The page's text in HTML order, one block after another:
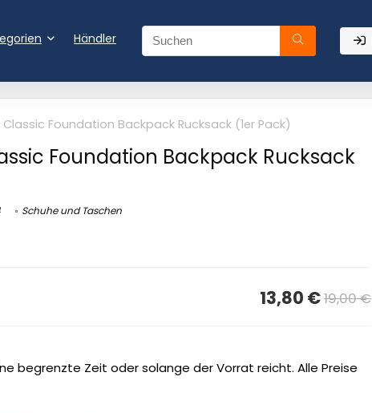
Händler
Foundation Backpack Rucksack (1er Pack)
Foundation Backpack Rucksack
Schuhe und Taschen
13,80 €19,00 €
begrenzte Zeit oder solange der Vorrat reicht. Alle Preise